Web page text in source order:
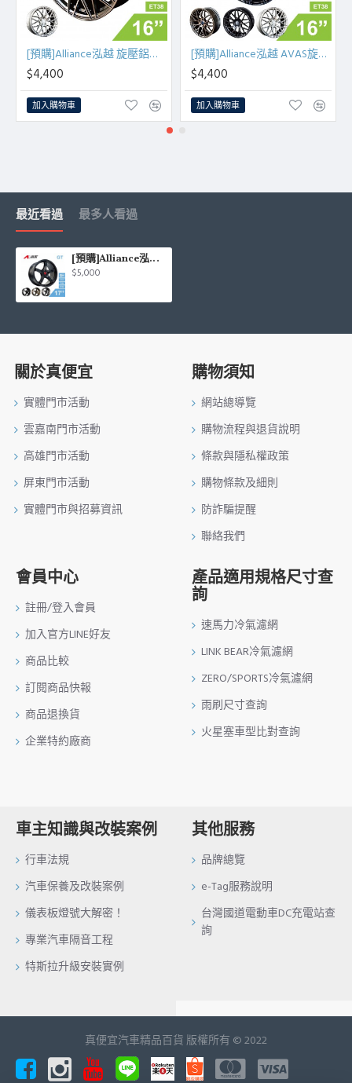
[預購]Alliance泓越 旋壓鋁圈輪框 AL792 16吋 4孔100/7J/ET38(古銅金/銀車面)
$4,400
加入購物車
[預購]Alliance泓越 AVAS旋壓鋁圈輪框 AL792 16吋 5孔100/7J/ET38
$4,400
加入購物車
最近看過 最多人看過
[預購]Alliance泓越 AVAS旋壓鋁圈輪框 GT 17吋 5孔114.3/7.5J/ET40(黑/銅/灰)
$5,000
關於真便宜
實體門市活動
雲嘉南門市活動
高雄門市活動
屏東門市活動
實體門市與招募資訊
購物須知
網站總導覽
購物流程與退貨說明
條款與隱私權政策
購物條款及細則
防詐騙提醒
聯絡我們
會員中心
註冊/登入會員
加入官方LINE好友
商品比較
訂閱商品快報
商品退換貨
企業特約廠商
產品適用規格尺寸查
詢
速馬力冷氣濾網
LINK BEAR冷氣濾網
ZERO/SPORTS冷氣濾網
雨刷尺寸查詢
火星塞車型比對查詢
車主知識與改裝案例
行車法規
汽車保養及改裝案例
儀表板燈號大解密！
專業汽車隔音工程
特斯拉升級安裝實例
其他服務
品牌總覽
e-Tag服務說明
台灣國道電動車DC充電站查
詢
真便宜汽車精品百貨 版權所有 © 2022